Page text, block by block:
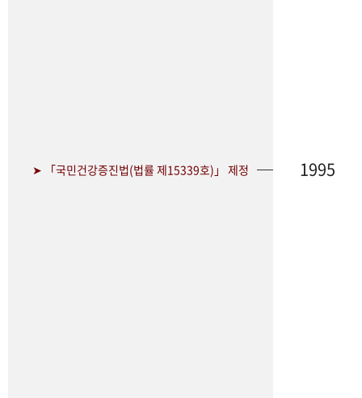
➤ 「국민건강증진법(법률 제15339호)」 제정 1995